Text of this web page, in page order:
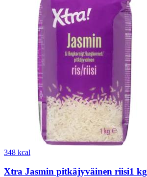
348 kcal
Xtra Jasmin pitkäjyväinen riisi1 kg